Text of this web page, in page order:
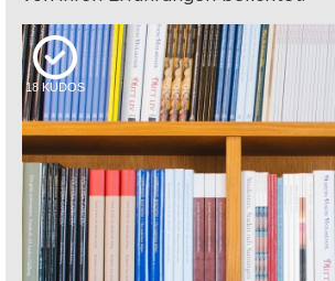
18 KUDOS